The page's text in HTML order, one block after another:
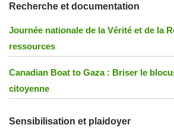
Recherche et documentation
Journée nationale de la Vérité et de la
ressources
Canadian Boat to Gaza : Briser le
citoyenne
Sensibilisation et plaidoyer